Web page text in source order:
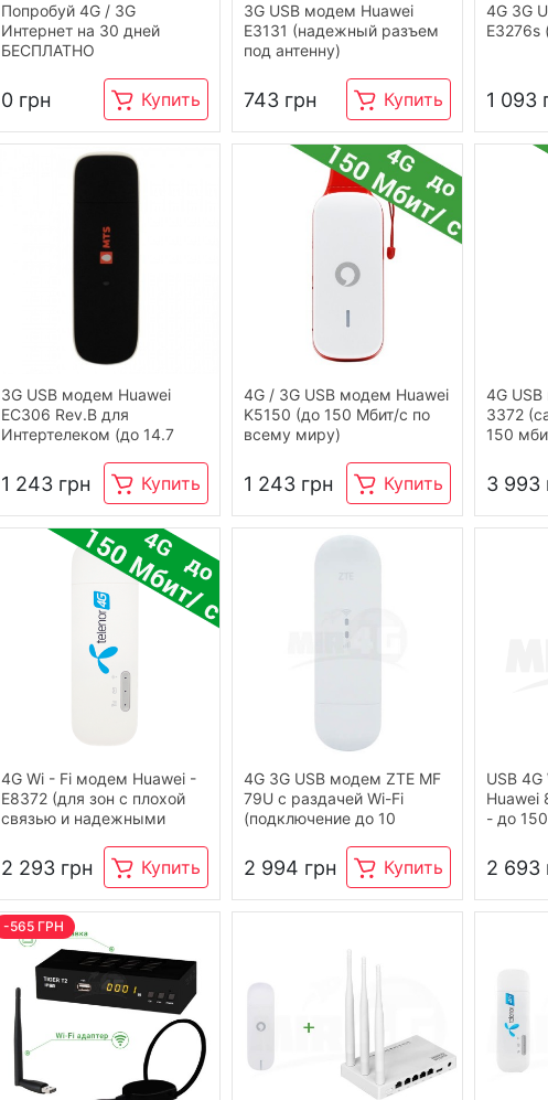
Попробуй 4G / 3G
Интернет на 30 дней
БЕСПЛАТНО
0 грн Купить
3G USB модем Huawei
E3131 (надежный разъем
под антенну)
743 грн Купить
4G 3G
E3276s
1 093
3G USB модем Huawei
EC306 Rev.B для
Интертелеком (до 14.7
1 243 грн Купить
4G / 3G USB модем Huawei
K5150 (до 150 Мбит/с по
всему миру)
1 243 грн Купить
4G
3372
150
3 993
4G Wi - Fi модем Huawei -
E8372 (для зон с плохой
связью и надежными
усиливающих антенн) 4G /
3G / LTE
2 293 грн Купить
4G 3G USB модем ZTE MF
79U с раздачей Wi-Fi
(подключение до 10
4G / 3G / LTE
2 994 грн Купить
USB
Huawei
- до
2 693
-565 ГРН